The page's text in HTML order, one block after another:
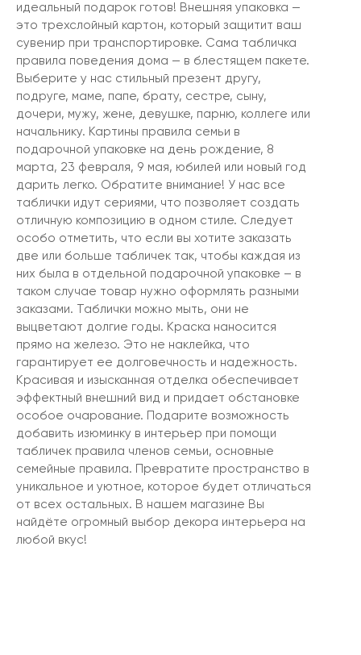
идеальный подарок готов! Внешняя упаковка —
это трехслойный картон, который защитит ваш
сувенир при транспортировке. Сама табличка
правила поведения дома — в блестящем пакете.
Выберите у нас стильный презент другу,
подруге, маме, папе, брату, сестре, сыну,
дочери, мужу, жене, девушке, парню, коллеге или
начальнику. Картины правила семьи в
подарочной упаковке на день рождение, 8
марта, 23 февраля, 9 мая, юбилей или новый год
дарить легко. Обратите внимание! У нас все
таблички идут сериями, что позволяет создать
отличную композицию в одном стиле. Следует
особо отметить, что если вы хотите заказать
две или больше табличек так, чтобы каждая из
них была в отдельной подарочной упаковке – в
таком случае товар нужно оформлять разными
заказами. Таблички можно мыть, они не
выцветают долгие годы. Краска наносится
прямо на железо. Это не наклейка, что
гарантирует ее долговечность и надежность.
Красивая и изысканная отделка обеспечивает
эффектный внешний вид и придает обстановке
особое очарование. Подарите возможность
добавить изюминку в интерьер при помощи
табличек правила членов семьи, основные
семейные правила. Превратите пространство в
уникальное и уютное, которое будет отличаться
от всех остальных. В нашем магазине Вы
найдёте огромный выбор декора интерьера на
любой вкус!